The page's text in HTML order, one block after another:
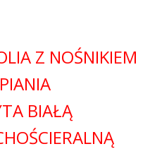
Z NOŚNIKIEM
BIAŁĄ